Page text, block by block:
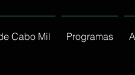
Cabo Mil Programas